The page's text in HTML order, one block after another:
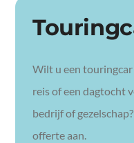
Wilt u een
reis of een dagtocht
bedrijf of
offerte aan.